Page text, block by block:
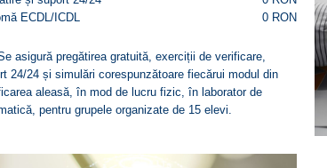
ECDL/ICDL
0 RON
asigură pregătirea gratuită, exerciții de verificare,
24/24 și simulări corespunzătoare fiecărui modul din
aleasă, în mod de lucru fizic, în laborator de
pentru grupele organizate de 15 elevi.